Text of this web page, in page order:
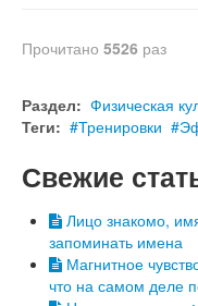
Прочитано 5526 раз
Раздел: Физическая
Теги:
Тренировки
Свежие
Лицо знакомо,
запоминать имена
Магнитное
что на самом деле